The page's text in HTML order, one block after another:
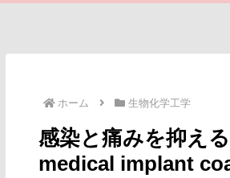
ホーム 生物化学工学
感染と痛みを抑え
medical implant